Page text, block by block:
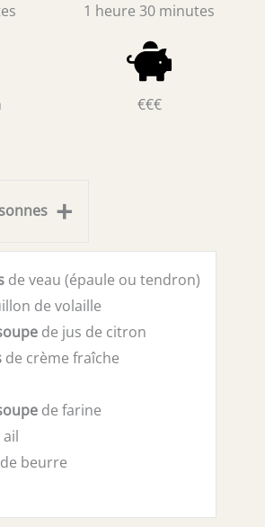
1 heure 30 minutes
€€€
+
de veau (épaule ou tendron)
de volaille
de jus de citron
de crème fraîche
de farine
ail
de beurre